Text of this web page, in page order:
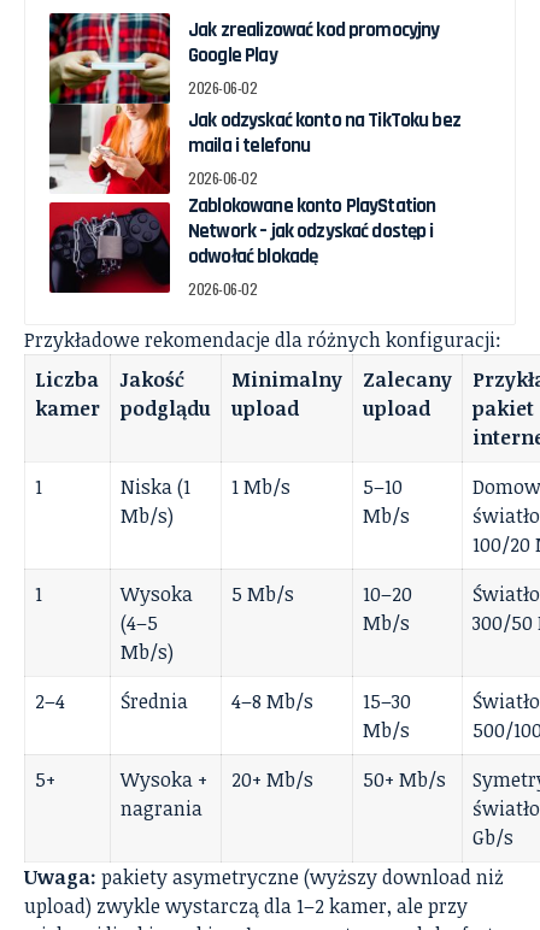
Jak zrealizować kod promocyjny
Google Play
2026-06-02
Jak odzyskać konto na TikToku bez
maila i telefonu
2026-06-02
Zablokowane konto PlayStation
Network – jak odzyskać dostęp i
odwołać blokadę
2026-06-02
Przykładowe rekomendacje dla różnych konfiguracji:
Liczba
kamer
Jakość
podglądu
Minimalny
upload
Zalecany
upload
pakiet
1
Niska (1
Mb/s)
1 Mb/s
5–10
Mb/s
100/20
1
Wysoka
(4–5
Mb/s)
5 Mb/s
10–20
Mb/s
300/
2–4 Średnia 4–8 Mb/s
15–30
Mb/s
500/
5+
Wysoka +
nagrania
20+ Mb/s 50+ Mb/s
Gb/s
Uwaga: pakiety asymetryczne (wyższy download niż
upload) zwykle wystarczą dla 1–2 kamer, ale przy